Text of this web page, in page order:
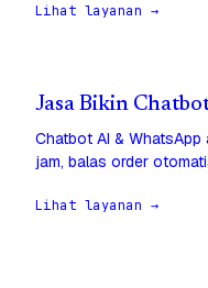
Lihat layanan →
Jasa Bikin
Chatbot AI &
jam, balas order
Lihat layanan →